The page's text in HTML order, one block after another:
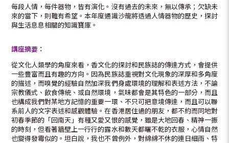
每段人情，每件器物，皆有演化。沒有過去的未來，無以傳承；欠缺未
來的當下，則難有希望。本年度通識沙龍將透過人情器物的歷史，探討
與生活息息相關的知識寶庫。
講座摘要：
從文化人類學的角度來看，香文化的探討和民族誌的傳達方式，會提供
一些豐富而且有趣的方向。因為民族誌重視對文化現象的深厚和多角度
的描述，而嗅覺的經驗自然加深我們身處環境的理解和表述方法，不論
宗教儀式、飲食傳統、或自然環境，氣味都會是其特色的一部分，而且
也構成我們對某地方記憶的重要一環、不只可把意境傳達，而且可以聯
系前人的文字表述和感觀體驗。在香港居住過的朋友，都不約而同地對
初春季節的「回南天」有種又愛又恨的感覺，雖是大地回春、精神一振
的時刻，但看著牆壁上一行行的露水和數天都曬不乾的衣服，心情自然
也變得發霉似的。坦白說，我也不曾例外，對綿綿不休的連日細雨、特